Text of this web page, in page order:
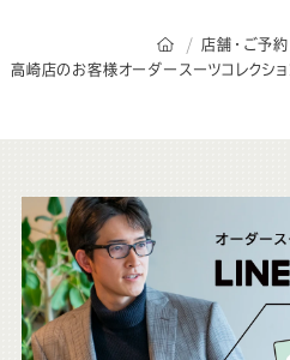
オーダースーツ
店舗・ご予約
高崎店のお客様オーダースーツコレクショ
こ
ち
ら